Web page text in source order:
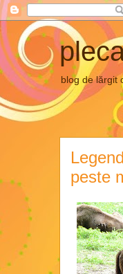
blog de lărgit
peste